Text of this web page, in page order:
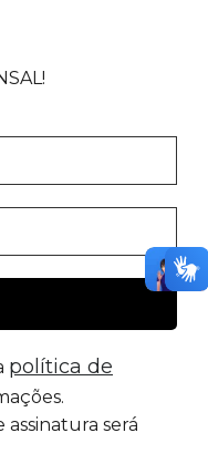
!
política de
será